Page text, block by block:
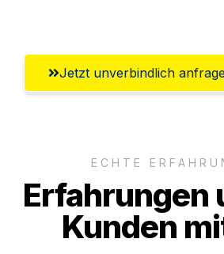
Jetzt unverbindlich
ECHTE
Erfahrungen
Kunden